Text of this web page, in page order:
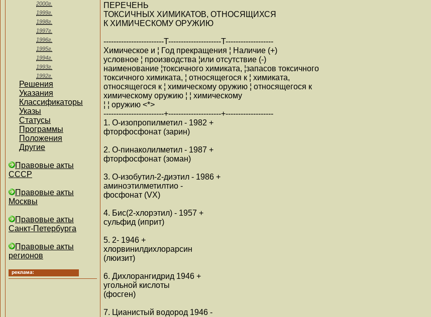
2000г.
1999г.
1998г.
1997г.
1996г.
1995г.
1994г.
1993г.
1992г.
Решения
Указания
Классификаторы
Указы
Статусы
Программы
Положения
Другие
Правовые акты
СССР
Правовые акты
Москвы
Правовые акты
Санкт-Петербурга
Правовые акты
регионов
ПЕРЕЧЕНЬ
ТОКСИЧНЫХ ХИМИКАТОВ, ОТНОСЯЩИХСЯ
К ХИМИЧЕСКОМУ ОРУЖИЮ
------------------------T---------------------T-------------------
Химическое и ¦ Год прекращения ¦ Наличие (+)
условное ¦ производства ¦или отсутствие (-)
наименование ¦токсичного химиката, ¦запасов токсичного
токсичного химиката, ¦ относящегося к ¦ химиката,
относящегося к ¦ химическому оружию ¦ относящегося к
химическому оружию ¦ ¦ химическому
¦ ¦ оружию <*>
------------------------+---------------------+-------------------
1. О-изопропилметил - 1982 +
фторфосфонат (зарин)
2. О-пинаколилметил - 1987 +
фторфосфонат (зоман)
3. О-изобутил-2-диэтил - 1986 +
аминоэтилметилтио -
фосфонат (VX)
4. Бис(2-хлорэтил) - 1957 +
сульфид (иприт)
5. 2- 1946 +
хлорвинилдихлорарсин
(люизит)
6. Дихлорангидрид 1946 +
угольной кислоты
(фосген)
7. Цианистый водород 1946 -